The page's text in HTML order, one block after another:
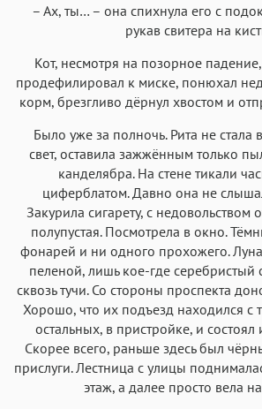
– Ах, ты… – она спихнула его с
рукав свитера на
Кот, несмотря на позорное
продефилировал к миске, понюхал
корм, брезгливо дёрнул хвостом и
Было уже за полночь. Рита не стала
свет, оставила зажжённым только
канделябра. На стене тикали
циферблатом. Давно она не
Закурила сигарету, с недовольством
полупустая. Посмотрела в окно.
фонарей и ни одного прохожего.
пеленой, лишь кое-где серебристый
сквозь тучи. Со стороны проспекта
Хорошо, что их подъезд находился с
остальных, в пристройке, и состоял
Скорее всего, раньше здесь был
прислуги. Лестница с улицы
этаж, а далее просто вела